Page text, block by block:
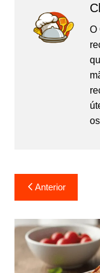
e
b
o
d
O
Navegação
de
Post
Anterior